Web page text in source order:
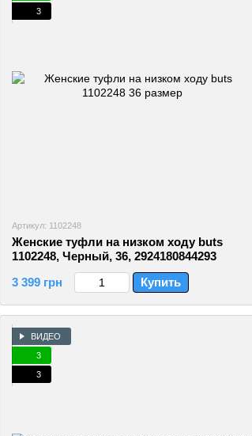
3
Артикул: 1102248
Женские туфли на низком ходу buts
1102248, Черный, 36, 2924180844293
3 399 грн
Купить
ВИДЕО
3
3